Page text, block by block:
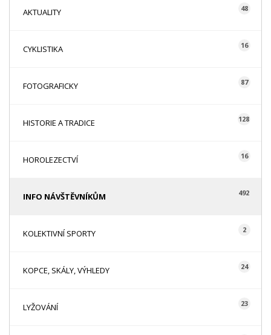
AKTUALITY 48
CYKLISTIKA 16
FOTOGRAFICKY 87
HISTORIE A TRADICE 128
HOROLEZECTVÍ 16
INFO NÁVŠTĚVNÍKŮM 492
KOLEKTIVNÍ SPORTY 2
KOPCE, SKÁLY, VÝHLEDY 24
LYŽOVÁNÍ 23